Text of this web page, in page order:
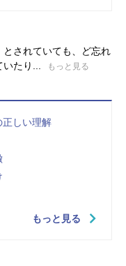
されていても、ど忘れ
いたり...
もっと見る
正しい理解
もっと見る